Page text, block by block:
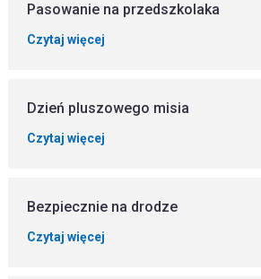
Pasowanie na przedszkolaka
Czytaj więcej
Dzień pluszowego misia
Czytaj więcej
Bezpiecznie na drodze
Czytaj więcej